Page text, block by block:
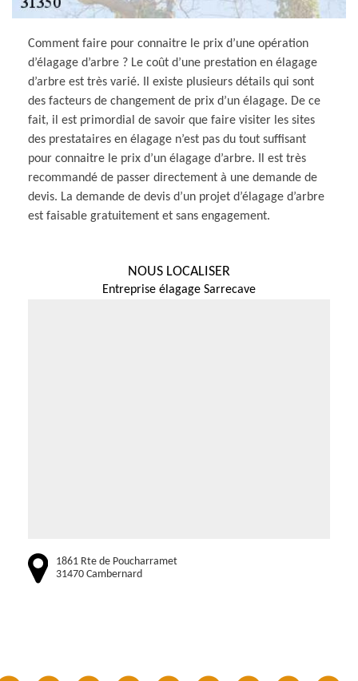
Comment faire pour connaitre le prix d’une opération
d’élagage d’arbre ? Le coût d’une prestation en élagage
d’arbre est très varié. Il existe plusieurs détails qui sont
des facteurs de changement de prix d’un élagage. De ce
fait, il est primordial de savoir que faire visiter les sites
des prestataires en élagage n’est pas du tout suffisant
pour connaitre le prix d’un élagage d’arbre. Il est très
recommandé de passer directement à une demande de
devis. La demande de devis d’un projet d’élagage d’arbre
est faisable gratuitement et sans engagement.
NOUS LOCALISER
Entreprise élagage Sarrecave
1861 Rte de Poucharramet
31470 Cambernard